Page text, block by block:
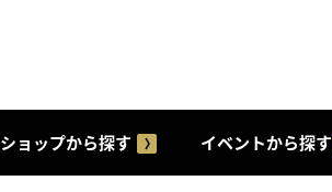
ショップから探す イベントから探す